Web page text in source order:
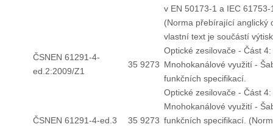
v EN 50173-1 a IEC 61753-
(Norma přebírající anglický
vlastní text je součástí
ČSNEN 61291-4-
ed.2:2009/Z1
35 9273
Optické zesilovače - Část 4:
Mnohokanálové využití -
funkčních specifikací.
ČSNEN 61291-4-ed.3 35 9273
Optické zesilovače - Část 4:
Mnohokanálové využití -
funkčních specifikací.